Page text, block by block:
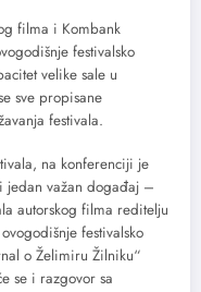
filma i Kombank
festivalsko
velike sale u
sve propisane
festivala.
na konferenciji je
jedan važan događaj –
autorskog filma reditelju
festivalsko
o Želimiru Žilniku“
se i razgovor sa